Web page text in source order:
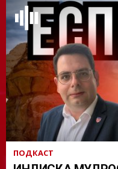
ПОДКАСТ